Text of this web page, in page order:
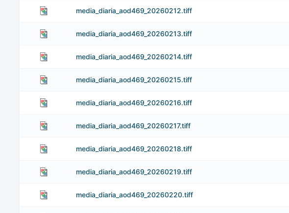
media_diaria_aod469_20260212.tiff
media_diaria_aod469_20260213.tiff
media_diaria_aod469_20260214.tiff
media_diaria_aod469_20260215.tiff
media_diaria_aod469_20260216.tiff
media_diaria_aod469_20260217.tiff
media_diaria_aod469_20260218.tiff
media_diaria_aod469_20260219.tiff
media_diaria_aod469_20260220.tiff